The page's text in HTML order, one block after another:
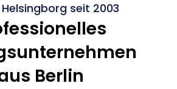
seit 2003
Berlin